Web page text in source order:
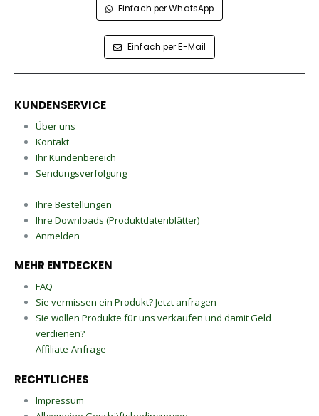
Einfach per WhatsApp
Einfach per E-Mail
KUNDENSERVICE
Über uns
Kontakt
Ihr Kundenbereich
Sendungsverfolgung
Ihre Bestellungen
Ihre Downloads (Produktdatenblätter)
Anmelden
MEHR ENTDECKEN
FAQ
Sie vermissen ein Produkt? Jetzt anfragen
Sie wollen Produkte für uns verkaufen und damit Geld
verdienen?
Affiliate-Anfrage
RECHTLICHES
Impressum